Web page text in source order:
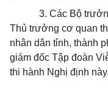
3. Các Bộ
Thủ trưởng cơ quan
nhân dân tỉnh, thành
giám đốc Tập đoàn
thi hành Nghị định này.